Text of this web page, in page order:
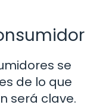
se
de lo que
será clave.